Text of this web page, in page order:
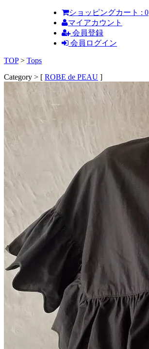
ショッピングカート : 0
マイアカウント
会員登録
会員ログイン
TOP > Tops
Category > [ ROBE de PEAU ]